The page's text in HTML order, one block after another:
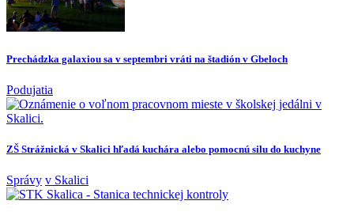
Prechádzka galaxiou sa v septembri vráti na štadión v Gbeloch
Podujatia
ZŠ Strážnická v Skalici hľadá kuchára alebo pomocnú silu do kuchyne
Správy v Skalici